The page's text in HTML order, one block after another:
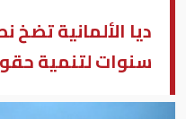
سنوات لتنمية